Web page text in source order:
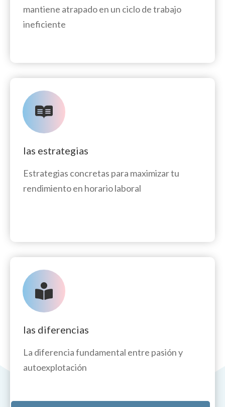
mantiene atrapado en un ciclo de trabajo
ineficiente
las estrategias
Estrategias concretas para maximizar tu
rendimiento en horario laboral
las diferencias
La diferencia fundamental entre pasión y
autoexplotación